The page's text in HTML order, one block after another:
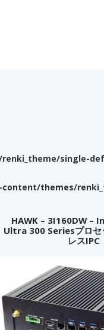
single-
themes/
HAWK – 3I160DW –
Ultra 300 Seriesプロセ
レスIPC